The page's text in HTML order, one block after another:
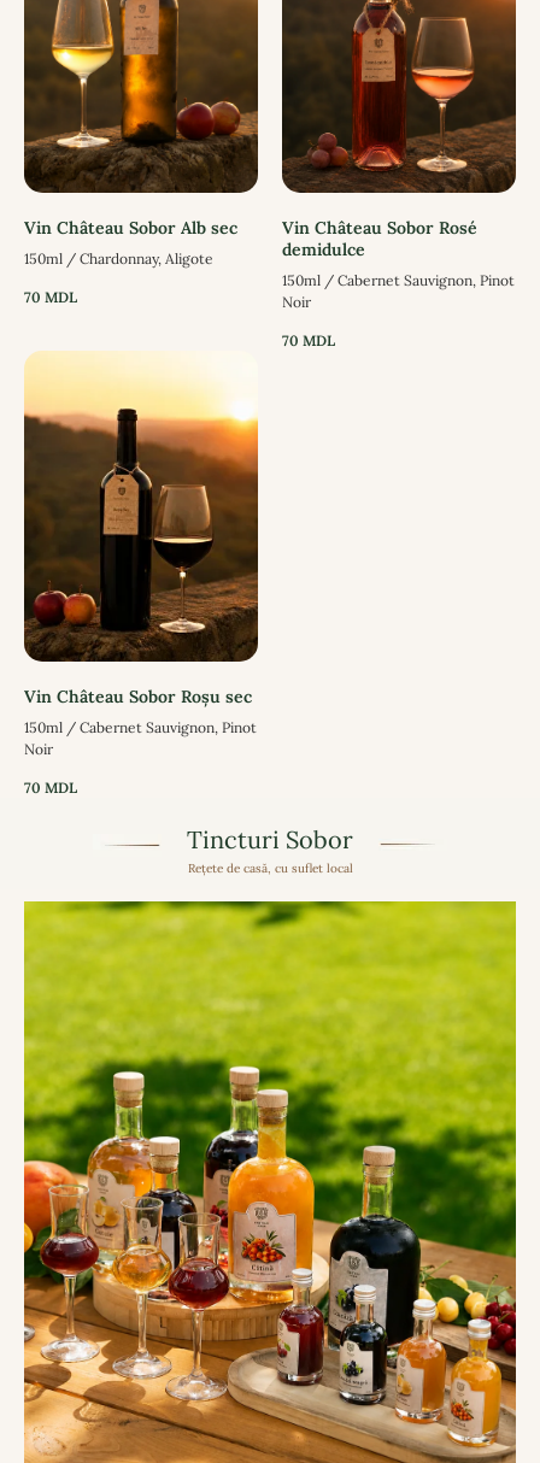
Vin Château Sobor Alb sec
150ml / Chardonnay, Aligote
70 MDL
Vin Château Sobor Rosé
demidulce
150ml / Cabernet Sauvignon, Pinot
Noir
70 MDL
Vin Château Sobor Roșu sec
150ml / Cabernet Sauvignon, Pinot
Noir
70 MDL
Tincturi Sobor
Rețete de casă, cu suflet local